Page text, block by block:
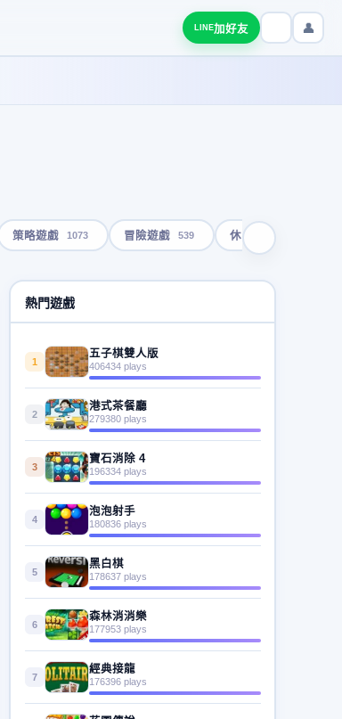
LINE加好友 👤
策略遊戲 1073 冒險遊戲 539 休閒遊戲
熱門遊戲
1
五子棋雙人版
406434 plays
2
港式茶餐廳
279380 plays
3
寶石消除 4
196334 plays
4
泡泡射手
180836 plays
5
黑白棋
178637 plays
6
森林消消樂
177953 plays
7
經典接龍
176396 plays